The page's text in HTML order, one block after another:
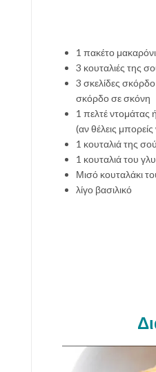
1 πακέτο
3 κουταλιές της
3 σκελίδες
σκόρδο σε σκόνη
1 πελτέ ντομάτας
(αν θέλεις μπορείς
1 κουταλιά της
1 κουταλιά του
Μισό κουταλάκι
λίγο βασιλικό